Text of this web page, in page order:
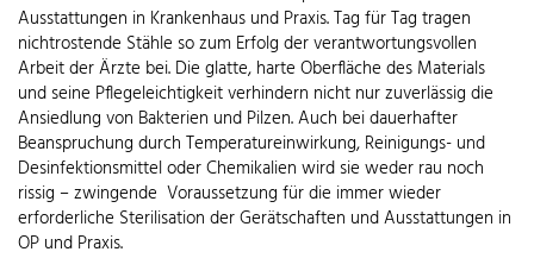
Ausstattungen in Krankenhaus und Praxis. Tag für Tag tragen
nichtrostende Stähle so zum Erfolg der verantwortungsvollen
Arbeit der Ärzte bei. Die glatte, harte Oberfläche des Materials
und seine Pflegeleichtigkeit verhindern nicht nur zuverlässig die
Ansiedlung von Bakterien und Pilzen. Auch bei dauerhafter
Beanspruchung durch Temperatureinwirkung, Reinigungs- und
Desinfektionsmittel oder Chemikalien wird sie weder rau noch
rissig – zwingende Voraussetzung für die immer wieder
erforderliche Sterilisation der Gerätschaften und Ausstattungen in
OP und Praxis.